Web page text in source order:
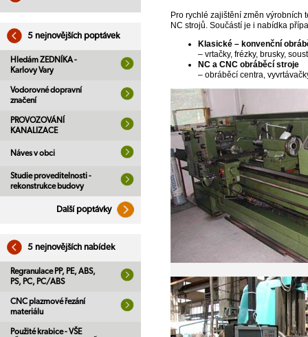
5 nejnovějších poptávek
Hledám ZEDNÍKA -
Karlovy Vary
Vodorovné dopravní
značení
PROVOZOVÁNÍ
KANALIZACE
Náves v obci
Studie proveditelnosti -
rekonstrukce budovy
Další poptávky
5 nejnovějších nabídek
Regranulace PP, PE, ABS,
PS, PC, PC/ABS
CNC plazmové řezání
materiálu
Použité krabice - VŠE
Pro rychlé zajištění změn
NC strojů. Součástí je i nabídka
Klasické – konvenční
– vrtačky, frézky, brusky,
NC a CNC obráběcí stroje
– obráběcí centra,